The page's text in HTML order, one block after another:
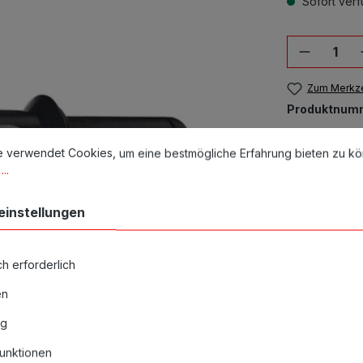
Zum
Alle
nur
Cookies, um eine bestmögliche Erfahrung bieten zu
verwendet Cookies, um eine bestmögliche Erfahrung bieten zu
erforderlich